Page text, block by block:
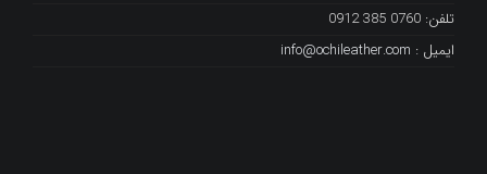
تلفن: 0760 385 0912
ايميل : info@ochileather.com